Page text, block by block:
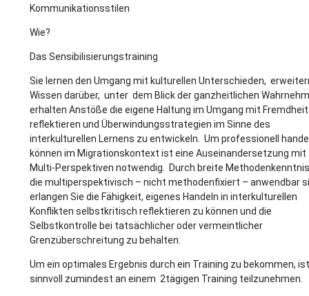
Kommunikationsstilen
Wie?
Das Sensibilisierungstraining
Sie lernen den Umgang mit kulturellen Unterschieden,
Wissen darüber, unter dem Blick der ganzheitlichen
erhalten Anstöße die eigene Haltung im Umgang mit
reflektieren und Überwindungsstrategien im Sinne des
interkulturellen Lernens zu entwickeln. Um professionell
können im Migrationskontext ist eine Auseinandersetzung mit
Multi-Perspektiven notwendig. Durch breite
die multiperspektivisch – nicht methodenfixiert – anwendbar
erlangen Sie die Fähigkeit, eigenes Handeln in interkulturellen
Konflikten selbstkritisch reflektieren zu können und die
Selbstkontrolle bei tatsächlicher oder vermeintlicher
Grenzüberschreitung zu behalten.
Um ein optimales Ergebnis durch ein Training zu bekommen,
sinnvoll zumindest an einem 2tägigen Training teilzunehmen.